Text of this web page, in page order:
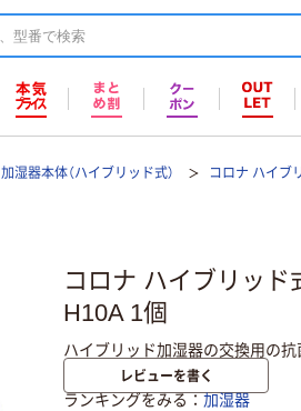
加湿器本体（ハイブリッド式） コロナ ハイブ
コロナ ハイブリッ
H10A 1個
ハイブリッド加湿器の交換用の抗
レビューを書く
ランキングをみる 加湿器